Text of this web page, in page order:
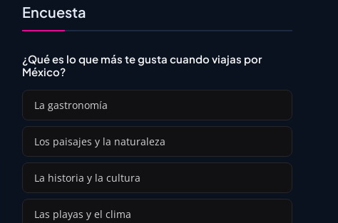
Encuesta
¿Qué es lo que más te gusta cuando viajas por
México?
La gastronomía
Los paisajes y la naturaleza
La historia y la cultura
Las playas y el clima